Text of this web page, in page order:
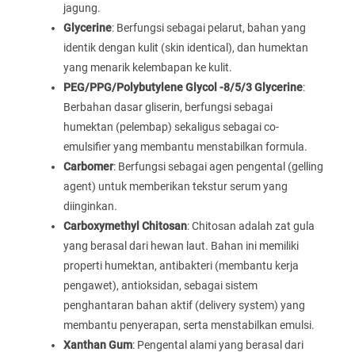
jagung.
Glycerine: Berfungsi sebagai pelarut, bahan yang
identik dengan kulit (skin identical), dan humektan
yang menarik kelembapan ke kulit.
PEG/PPG/Polybutylene Glycol -8/5/3 Glycerine:
Berbahan dasar gliserin, berfungsi sebagai
humektan (pelembap) sekaligus sebagai co-
emulsifier yang membantu menstabilkan formula.
Carbomer: Berfungsi sebagai agen pengental (gelling
agent) untuk memberikan tekstur serum yang
diinginkan.
Carboxymethyl Chitosan: Chitosan adalah zat gula
yang berasal dari hewan laut. Bahan ini memiliki
properti humektan, antibakteri (membantu kerja
pengawet), antioksidan, sebagai sistem
penghantaran bahan aktif (delivery system) yang
membantu penyerapan, serta menstabilkan emulsi.
Xanthan Gum: Pengental alami yang berasal dari